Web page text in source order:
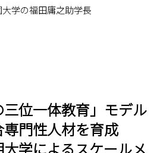
学の福田庸之助学長
三位一体教育」モデル
門性人材を育成
学によるスケールメ